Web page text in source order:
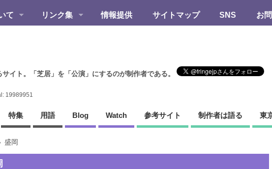
て リンク集 情報提供 サイトマップ SNS お
イト。「芝居」を「公演」にするのが制作者である。
19989951
特集 用語 Blog Watch 参考サイト 制作者は語る 東
盛岡